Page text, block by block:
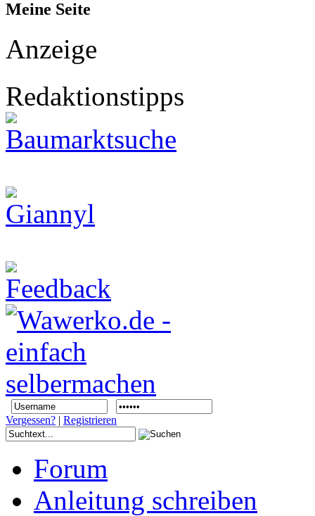
Meine Seite
Anzeige
Redaktionstipps
Vergessen? | Registrieren
Forum
Anleitung schreiben